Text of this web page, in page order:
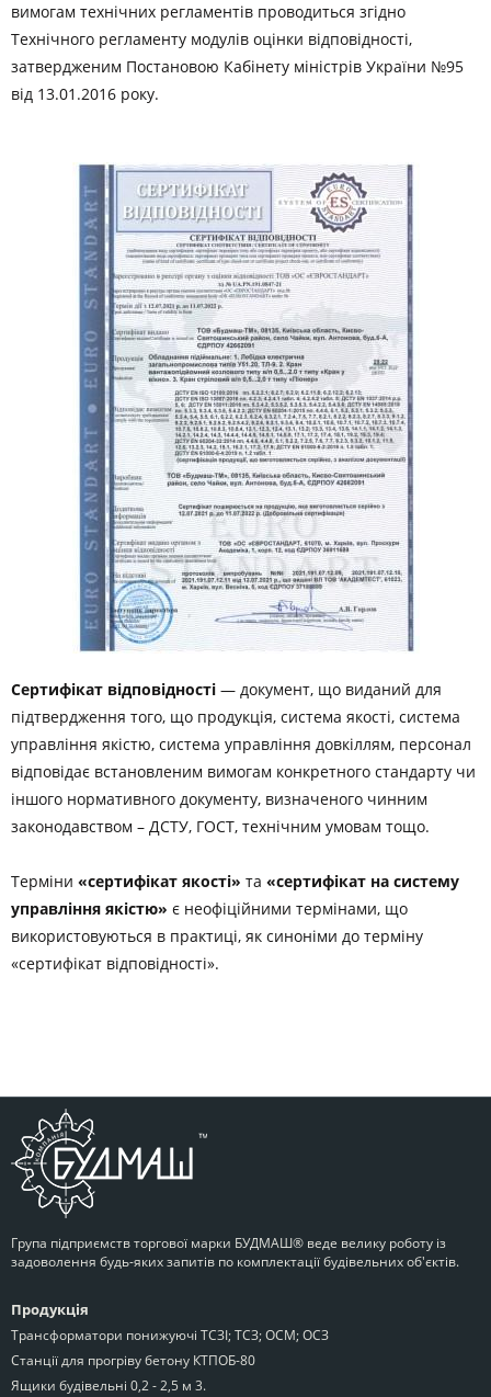
вимогам технічних регламентів проводиться згідно
Технічного регламенту модулів оцінки відповідності,
затвердженим Постановою Кабінету міністрів України №95
від 13.01.2016 року.
Сертифікат відповідності — документ, що виданий для
підтвердження того, що продукція, система якості, система
управління якістю, система управління довкіллям, персонал
відповідає встановленим вимогам конкретного стандарту чи
іншого нормативного документу, визначеного чинним
законодавством – ДСТУ, ГОСТ, технічним умовам тощо.
Терміни «сертифікат якості» та «сертифікат на систему
управління якістю» є неофіційними термінами, що
використовуються в практиці, як синоніми до терміну
«сертифікат відповідності».
Група підприємств торгової марки БУДМАШ® веде велику роботу із
задоволення будь-яких запитів по комплектації будівельних об'єктів.
Продукція
Трансформатори понижуючі ТСЗІ; ТСЗ; ОСМ; ОСЗ
Станції для прогріву бетону КТПОБ-80
Ящики будівельні 0,2 - 2,5 м 3.